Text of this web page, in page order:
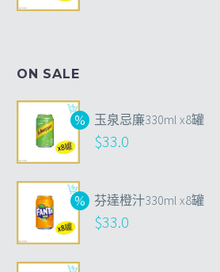
ON SALE
玉泉忌廉330ml x8罐
$33.0
芬達橙汁330ml x8罐
$33.0